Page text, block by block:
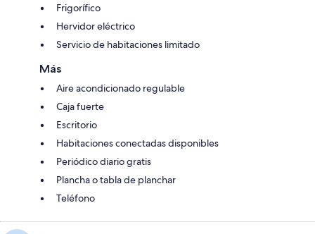
Frigorífico
Hervidor eléctrico
Servicio de habitaciones limitado
Más
Aire acondicionado regulable
Caja fuerte
Escritorio
Habitaciones conectadas disponibles
Periódico diario gratis
Plancha o tabla de planchar
Teléfono